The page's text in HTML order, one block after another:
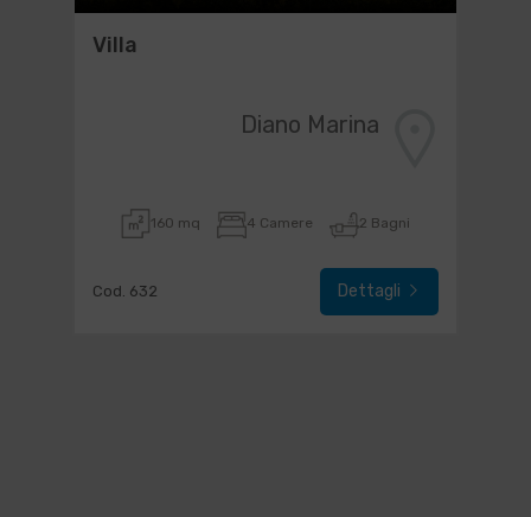
Villa
Diano Marina
160 mq 4 Camere 2 Bagni
Cod. 632 Dettagli